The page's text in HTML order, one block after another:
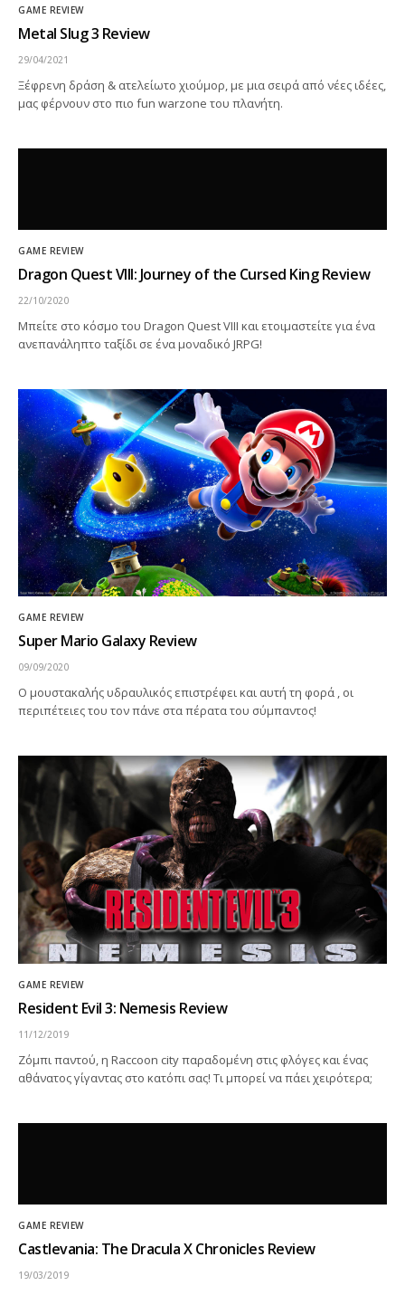
GAME REVIEW
Metal Slug 3 Review
29/04/2021
Ξέφρενη δράση & ατελείωτο χιούμορ, με μια σειρά από νέες ιδέες,
μας φέρνουν στο πιο fun warzone του πλανήτη.
GAME REVIEW
Dragon Quest VIII: Journey of the Cursed King Review
22/10/2020
Μπείτε στο κόσμο του Dragon Quest VIII και ετοιμαστείτε για ένα
ανεπανάληπτο ταξίδι σε ένα μοναδικό JRPG!
GAME REVIEW
Super Mario Galaxy Review
09/09/2020
Ο μουστακαλής υδραυλικός επιστρέφει και αυτή τη φορά , οι
περιπέτειες του τον πάνε στα πέρατα του σύμπαντος!
GAME REVIEW
Resident Evil 3: Nemesis Review
11/12/2019
Ζόμπι παντού, η Raccoon city παραδομένη στις φλόγες και ένας
αθάνατος γίγαντας στο κατόπι σας! Τι μπορεί να πάει χειρότερα;
GAME REVIEW
Castlevania: The Dracula X Chronicles Review
19/03/2019